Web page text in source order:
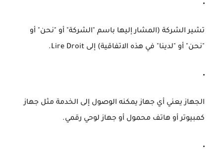
تشير الشركة (المشار إليها باسم "الشركة" أو "نحن" أو
"نحن" أو "لدينا" في هذه الاتفاقية) إلى Lire Droit.
الجهازيعني أي جهاز يمكنه الوصول إلى الخدمة مثل جهاز
كمبيوتر أو هاتف محمول أو جهاز لوحي رقمي.